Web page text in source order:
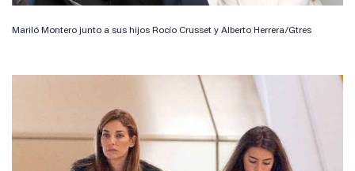
Mariló Montero junto a sus hijos Rocío Crusset y Alberto Herrera/Gtres